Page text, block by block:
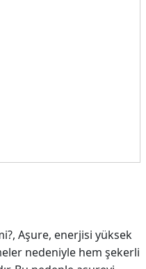
Aşure, enerjisi yüksek
nedeniyle hem şekerli